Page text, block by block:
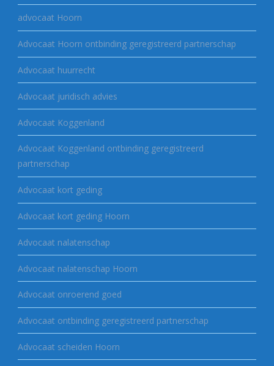
advocaat Hoorn
Advocaat Hoorn ontbinding geregistreerd partnerschap
Advocaat huurrecht
Advocaat juridisch advies
Advocaat Koggenland
Advocaat Koggenland ontbinding geregistreerd
partnerschap
Advocaat kort geding
Advocaat kort geding Hoorn
Advocaat nalatenschap
Advocaat nalatenschap Hoorn
Advocaat onroerend goed
Advocaat ontbinding geregistreerd partnerschap
Advocaat scheiden Hoorn